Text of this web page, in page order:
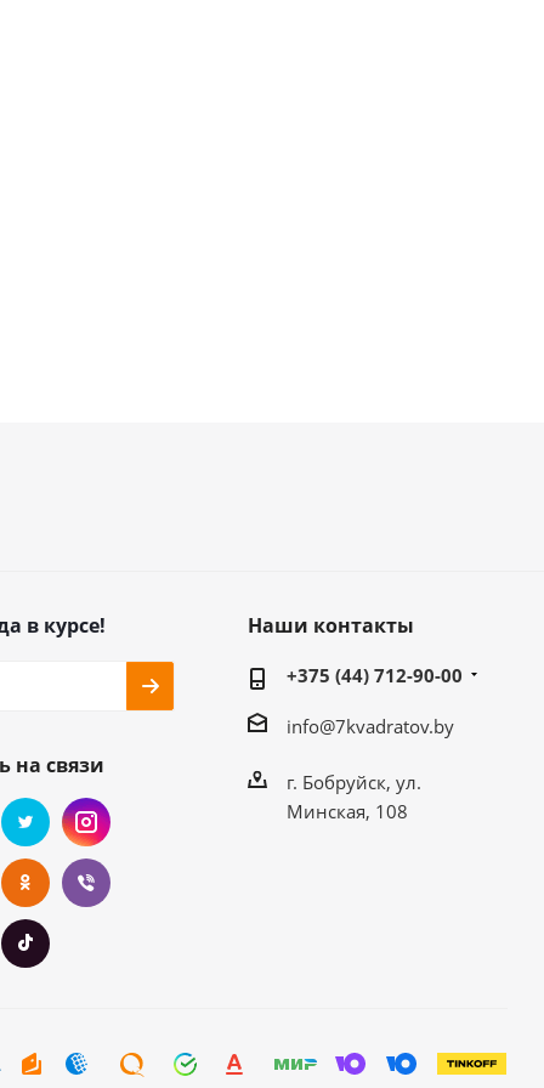
в курсе!
на связи
Наши контакты
+375 (44) 712-90-00
info@7kvadratov.by
г. Бобруйск, ул.
Минская, 108